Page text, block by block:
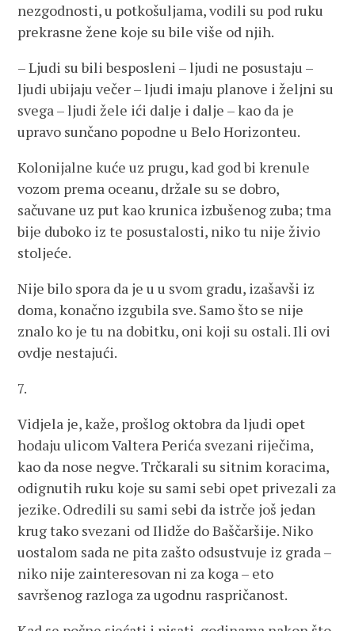
nezgodnosti, u potkošuljama, vodili su pod ruku
prekrasne žene koje su bile više od njih.
– Ljudi su bili besposleni – ljudi ne posustaju –
ljudi ubijaju večer – ljudi imaju planove i željni su
svega – ljudi žele ići dalje i dalje – kao da je
upravo sunčano popodne u Belo Horizonteu.
Kolonijalne kuće uz prugu, kad god bi krenule
vozom prema oceanu, držale su se dobro,
sačuvane uz put kao krunica izbušenog zuba; tma
bije duboko iz te posustalosti, niko tu nije živio
stoljeće.
Nije bilo spora da je u u svom gradu, izašavši iz
doma, konačno izgubila sve. Samo što se nije
znalo ko je tu na dobitku, oni koji su ostali. Ili ovi
ovdje nestajući.
7.
Vidjela je, kaže, prošlog oktobra da ljudi opet
hodaju ulicom Valtera Perića svezani riječima,
kao da nose negve. Trčkarali su sitnim koracima,
odignutih ruku koje su sami sebi opet privezali za
jezike. Odredili su sami sebi da istrče još jedan
krug tako svezani od Ilidže do Baščaršije. Niko
uostalom sada ne pita zašto odsustvuje iz grada –
niko nije zainteresovan ni za koga – eto
savršenog razloga za ugodnu raspričanost.